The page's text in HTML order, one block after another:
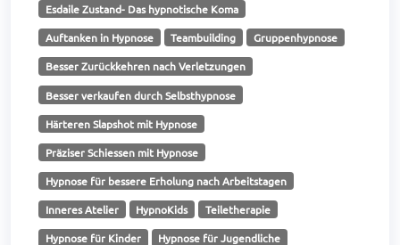
Esdaile Zustand- Das hypnotische Koma
Auftanken in Hypnose Teambuilding Gruppenhypnose
Besser Zurückkehren nach Verletzungen
Besser verkaufen durch Selbsthypnose
Härteren Slapshot mit Hypnose
Präziser Schiessen mit Hypnose
Hypnose für bessere Erholung nach Arbeitstagen
Inneres Atelier HypnoKids Teiletherapie
Hypnose für Kinder Hypnose für Jugendliche